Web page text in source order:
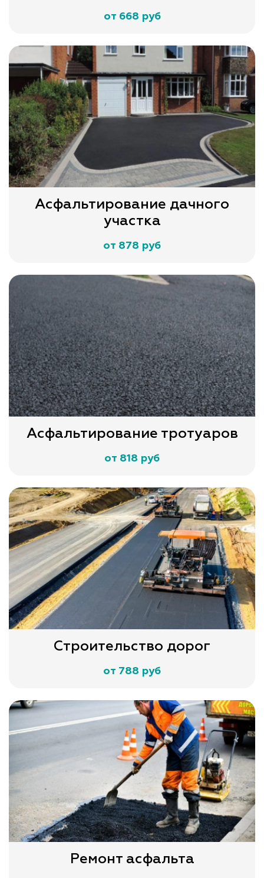
от 668 руб
Асфальтирование дачного
участка
от 878 руб
Асфальтирование тротуаров
от 818 руб
Строительство дорог
от 788 руб
Ремонт асфальта